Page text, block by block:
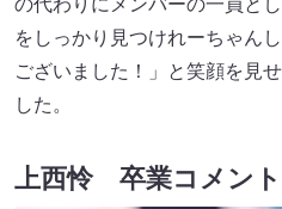
の代わりにメンバーの一員と
をしっかり見つけれーちゃん
ございました！」と笑顔を見
した。
上西怜 卒業コメント